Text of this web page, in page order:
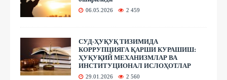
06.05.2026 2 459
СУД-ҲУҚУҚ ТИЗИМИДА
КОРРУПЦИЯГА ҚАРШИ КУРАШИШ:
ҲУҚУҚИЙ МЕХАНИЗМЛАР ВА
ИНСТИТУЦИОНАЛ ИСЛОҲОТЛАР
29.01.2026 2 560